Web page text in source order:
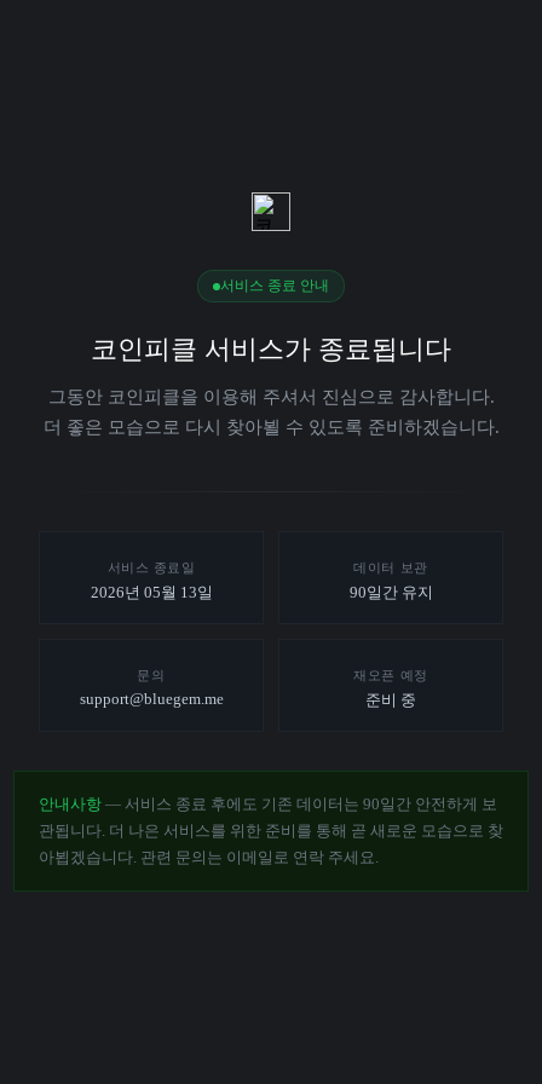
서비스 종료 안내
코인피클 서비스가 종료됩니다
그동안 코인피클을 이용해 주셔서 진심으로 감사합니다.
더 좋은 모습으로 다시 찾아뵐 수 있도록 준비하겠습니다.
서비스 종료일
2026년 05월 13일
데이터 보관
90일간 유지
문의
support@bluegem.me
재오픈 예정
준비 중
안내사항 — 서비스 종료 후에도 기존 데이터는 90일간 안전하게 보
관됩니다. 더 나은 서비스를 위한 준비를 통해 곧 새로운 모습으로 찾
아뵙겠습니다. 관련 문의는 이메일로 연락 주세요.